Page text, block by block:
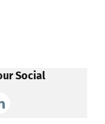
Social